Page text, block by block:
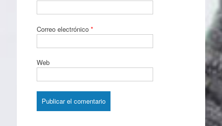
Correo electrónico *
Web